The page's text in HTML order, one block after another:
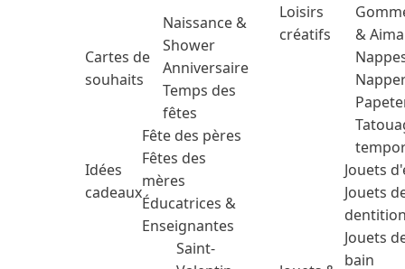
Cartes de
souhaits
Naissance &
Shower
Anniversaire
Temps des
fêtes
Idées
cadeaux
Fête des pères
Fêtes des
mères
Éducatrices &
Enseignantes
Saint-
Loisirs
créatifs
&
Jouets
Jouets
Jouets
bain